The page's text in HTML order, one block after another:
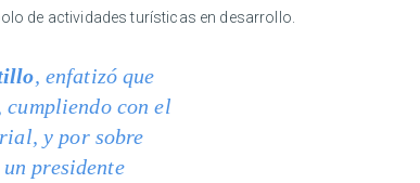
de actividades turísticas en desarrollo.
, enfatizó que
cumpliendo con el
y por sobre
presidente